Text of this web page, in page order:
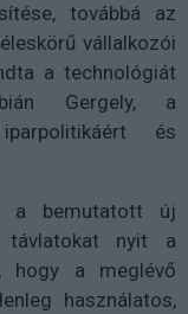
továbbá az
vállalkozói
a technológiát
Gergely, a
és
a bemutatott új
távlatokat nyit a
hogy a meglévő
használatos,